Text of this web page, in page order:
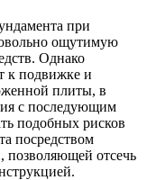
при
ощутимую
Однако
к подвижке и
плиты, в
с последующим
подобных рисков
посредством
позволяющей отсечь